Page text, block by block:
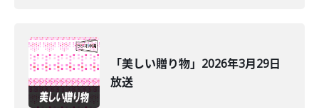
「美しい贈り物」2026年3月29日
放送